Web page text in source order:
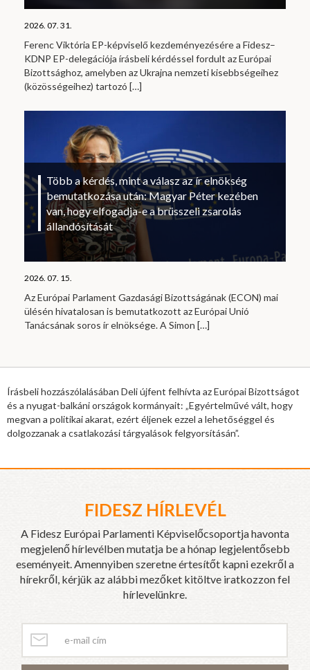
2026. 07. 31.
Ferenc Viktória EP-képviselő kezdeményezésére a Fidesz–
KDNP EP-delegációja írásbeli kérdéssel fordult az Európai
Bizottsághoz, amelyben az Ukrajna nemzeti kisebbségeihez
(közösségeihez) tartozó […]
Több a kérdés, mint a válasz az ír elnökség
bemutatkozása után: Magyar Péter kezében
van, hogy elfogadja-e a brüsszeli zsarolás
állandósítását
2026. 07. 15.
Az Európai Parlament Gazdasági Bizottságának (ECON) mai
ülésén hivatalosan is bemutatkozott az Európai Unió
Tanácsának soros ír elnöksége. A Simon […]
Írásbeli hozzászólalásában Deli újfent felhívta az Európai Bizottságot
és a nyugat-balkáni országok kormányait: „Egyértelművé vált, hogy
megvan a politikai akarat, ezért éljenek ezzel a lehetőséggel és
dolgozzanak a csatlakozási tárgyalások felgyorsításán”.
FIDESZ HÍRLEVÉL
A Fidesz Európai Parlamenti Képviselőcsoportja havonta
megjelenő hírlevélben mutatja be a hónap legjelentősebb
eseményeit. Amennyiben szeretne értesítőt kapni ezekről a
hírekről, kérjük az alábbi mezőket kitöltve iratkozzon fel
hírlevelünkre.